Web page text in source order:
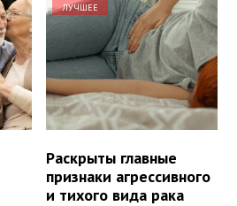
ЛУЧШЕЕ
Раскрыты главные
признаки агрессивного
и тихого вида рака